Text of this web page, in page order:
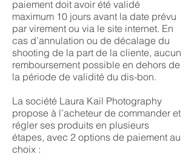
paiement doit avoir été validé
maximum 10 jours avant la date prévu
par virement ou via le site internet. En
cas d’annulation ou de décalage du
shooting de la part de la cliente, aucun
remboursement possible en dehors de
la période de validité du dis-bon.
La société Laura Kail Photography
propose à l’acheteur de commander et
régler ses produits en plusieurs
étapes, avec 2 options de paiement au
choix :